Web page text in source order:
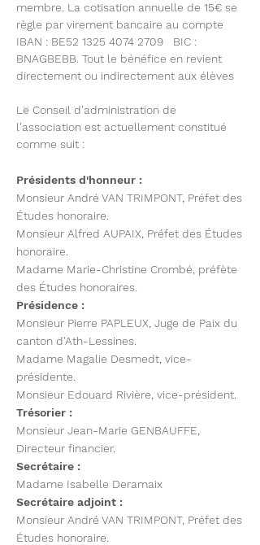
membre. La cotisation annuelle de 15€ se
règle par virement bancaire au compte
IBAN : BE52 1325 4074 2709 BIC :
BNAGBEBB. Tout le bénéfice en revient
directement ou indirectement aux élèves
Le Conseil d'administration de
l'association est actuellement constitué
comme suit :
Présidents d'honneur :
Monsieur André VAN TRIMPONT, Préfet des
Études honoraire.
Monsieur Alfred AUPAIX, Préfet des Études
honoraire.
Madame Marie-Christine Crombé, préfète
des Études honoraires.
Présidence :
Monsieur Pierre PAPLEUX, Juge de Paix du
canton d'Ath-Lessines.
Madame Magalie Desmedt, vice-
présidente.
Monsieur Edouard Rivière, vice-président.
Trésorier :
Monsieur Jean-Marie GENBAUFFE,
Directeur financier.
Secrétaire :
Madame Isabelle Deramaix
Secrétaire adjoint :
Monsieur André VAN TRIMPONT, Préfet des
Études honoraire.